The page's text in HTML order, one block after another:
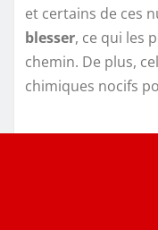
et certains de ces
blesser, ce qui les
chemin. De plus,
chimiques nocifs